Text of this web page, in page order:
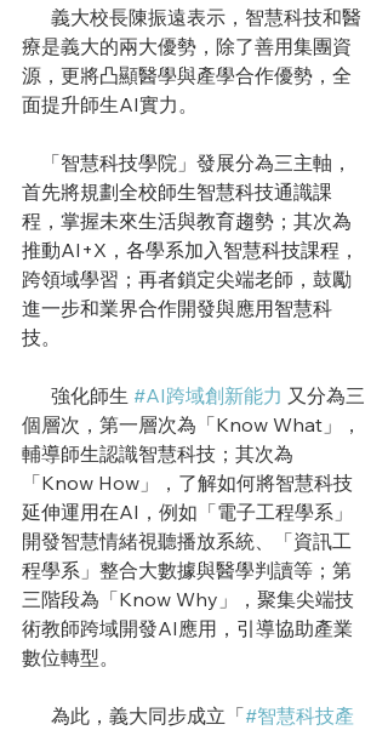
療是義大的兩大優勢，除了善用集團資
源，更將凸顯醫學與產學合作優勢，全
面提升師生AI實力。
首先將規劃全校師生智慧科技通識課
程，掌握未來生活與教育趨勢；其次為
推動AI+X，各學系加入智慧科技課程，
跨領域學習；再者鎖定尖端老師，鼓勵
進一步和業界合作開發與應用智慧科
技。
      強化師生
#AI跨域創新能力 又分為三
個層次，第一層次為「Know What」，
輔導師生認識智慧科技；其次為
「Know How」，了解如何將智慧科技
延伸運用在AI，例如「電子工程學系」
開發智慧情緒視聽播放系統、「資訊工
程學系」整合大數據與醫學判讀等；第
三階段為「Know Why」，聚集尖端技
術教師跨域開發AI應用，引導協助產業
數位轉型。
      為此，義大同步成立「
#智慧科技產